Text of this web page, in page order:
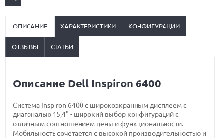
ОПИСАНИЕ ХАРАКТЕРИСТИКИ КОНФИГУРАЦИИ
ОТЗЫВЫ СТАТЬИ
Описание Dell Inspiron 6400
Система Inspiron 6400 с широкоэкранным дисплеем с
диагональю 15,4" - широкий выбор конфигураций с
отличным соотношением цены и функциональности.
Мобильность сочетается с высокой производительностью и